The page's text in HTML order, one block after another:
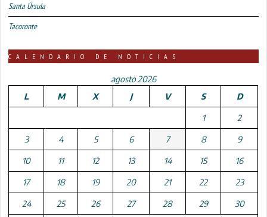
Santa Úrsula
Tacoronte
CALENDARIO DE NOTICIAS
agosto 2026
L
M X J V S D
1 2
3 4 5 6 7 8 9
10 11 12 13 14 15 16
17 18 19 20 21 22 23
24 25 26 27 28 29 30